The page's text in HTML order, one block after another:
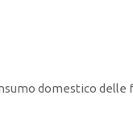
domestico delle